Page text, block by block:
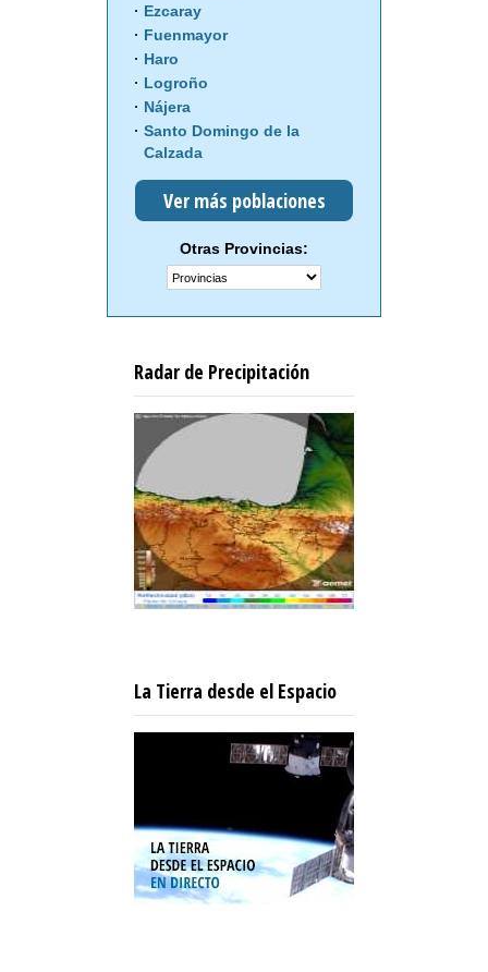
Ezcaray
Fuenmayor
Haro
Logroño
Nájera
Santo Domingo de la
Calzada
Ver más poblaciones
Otras Provincias:
Radar de Precipitación
La Tierra desde el Espacio